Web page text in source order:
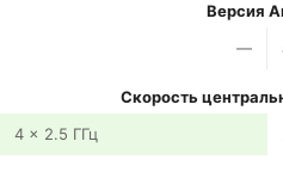
Версия
—
Скорость
4 x 2.5 ГГц